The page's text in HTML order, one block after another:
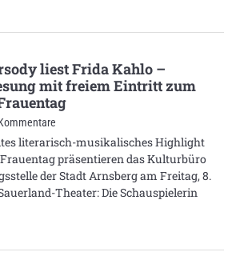
liest Frida Kahlo –
mit freiem Eintritt zum
literarisch-musikalisches Highlight
präsentieren das Kulturbüro
der Stadt Arnsberg am Freitag, 8.
Theater: Die Schauspielerin